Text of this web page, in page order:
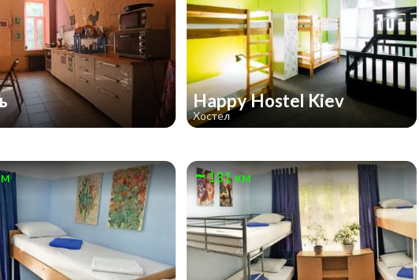
Happy Hostel Kiev
Хостел
131 км